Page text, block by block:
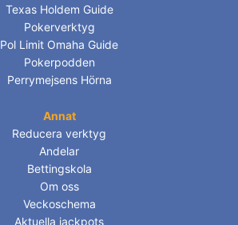
Texas Holdem Guide
Pokerverktyg
Pol Limit Omaha Guide
Pokerpodden
Perrymejsens Hörna
Annat
Reducera verktyg
Andelar
Bettingskola
Om oss
Veckoschema
Aktuella jackpots